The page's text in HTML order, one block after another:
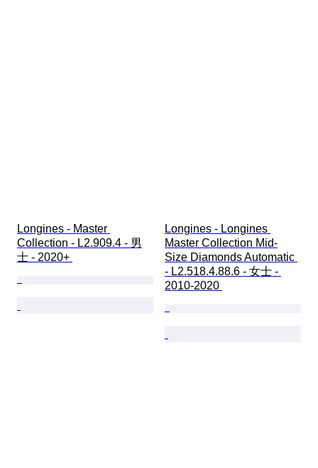
Longines - Master
Collection - L2.909.4 - 男
士 - 2020+
Longines - Longines
Master Collection Mid-
Size Diamonds Automatic
- L2.518.4.88.6 - 女士 -
2010-2020